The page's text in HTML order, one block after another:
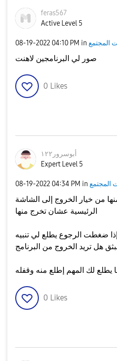
feras567
Active Level 5
‎08-19-2022 04:10 PM in المجتمع
صور لي البرنامجين لاهنت
0 Likes
أبوسرور١٢٢
Expert Level 5
‎08-19-2022 04:34 PM in المجتمع
من خيار الخروج إلى الشاشة
الرئيسية عشان تخرج منها
إذا ضغطت الرجوع يطلع لي تنبيه
هل تريد الخروج من البرنامج
لك المهم إطلع منه وقفله
0 Likes